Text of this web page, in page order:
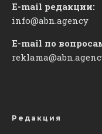
E-mail редакции:
info@abn.agency
E-mail по
Редакция